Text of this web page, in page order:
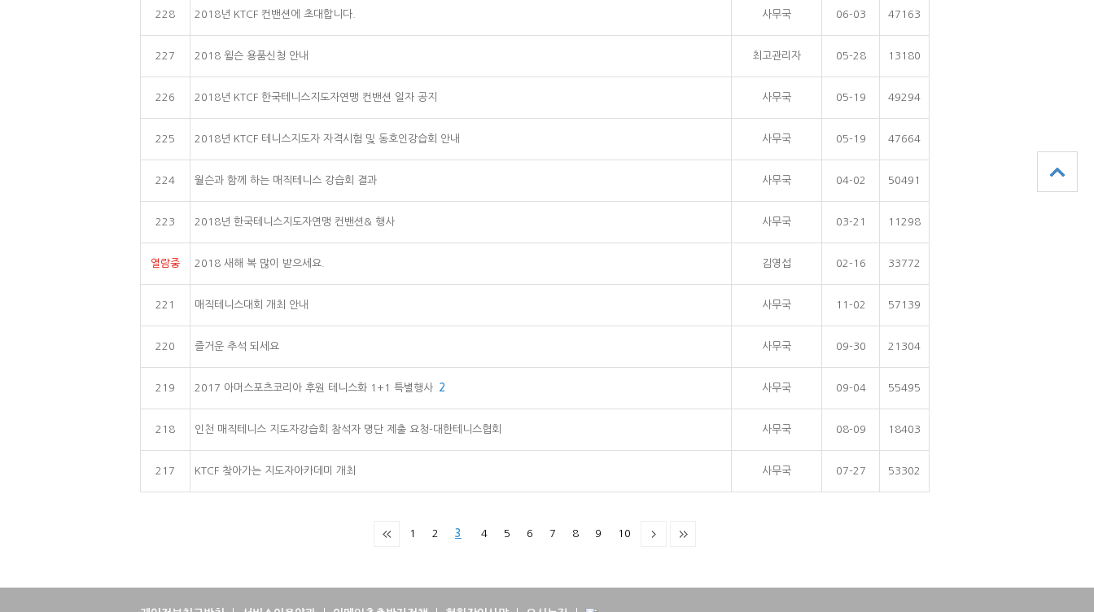
228 2018년 KTCF 컨밴션에 초대합니다. 사무국 06-03 47163
227 2018 윌슨 용품신청 안내 최고관리자 05-28 13180
226 2018년 KTCF 한국테니스지도자연맹 컨밴션 일자 공지 사무국 05-19 49294
225 2018년 KTCF 테니스지도자 자격시험 및 동호인강습회 안내 사무국 05-19 47664
224 월슨과 함께 하는 매직테니스 강습회 결과 사무국 04-02 50491
223 2018년 한국테니스지도자연맹 컨밴션& 행사 사무국 03-21 11298
열람중 2018 새해 복 많이 받으세요. 김영섭 02-16 33772
221 매직테니스대회 개최 안내 사무국 11-02 57139
220 즐거운 추석 되세요 사무국 09-30 21304
219 2017 아머스포츠코리아 후원 테니스화 1+1 특별행사 2 사무국 09-04 55495
218 인천 매직테니스 지도자강습회 참석자 명단 제출 요청-대한테니스협회 사무국 08-09 18403
217 KTCF 찾아가는 지도자아카데미 개최 사무국 07-27 53302
1 2 3 4 5 6 7 8 9 10